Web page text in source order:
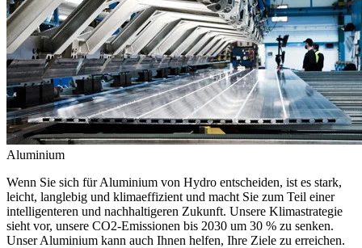
Aluminium
Wenn Sie sich für Aluminium von Hydro entscheiden, ist es stark,
leicht, langlebig und klimaeffizient und macht Sie zum Teil einer
intelligenteren und nachhaltigeren Zukunft. Unsere Klimastrategie
sieht vor, unsere CO2-Emissionen bis 2030 um 30 % zu senken.
Unser Aluminium kann auch Ihnen helfen, Ihre Ziele zu erreichen.